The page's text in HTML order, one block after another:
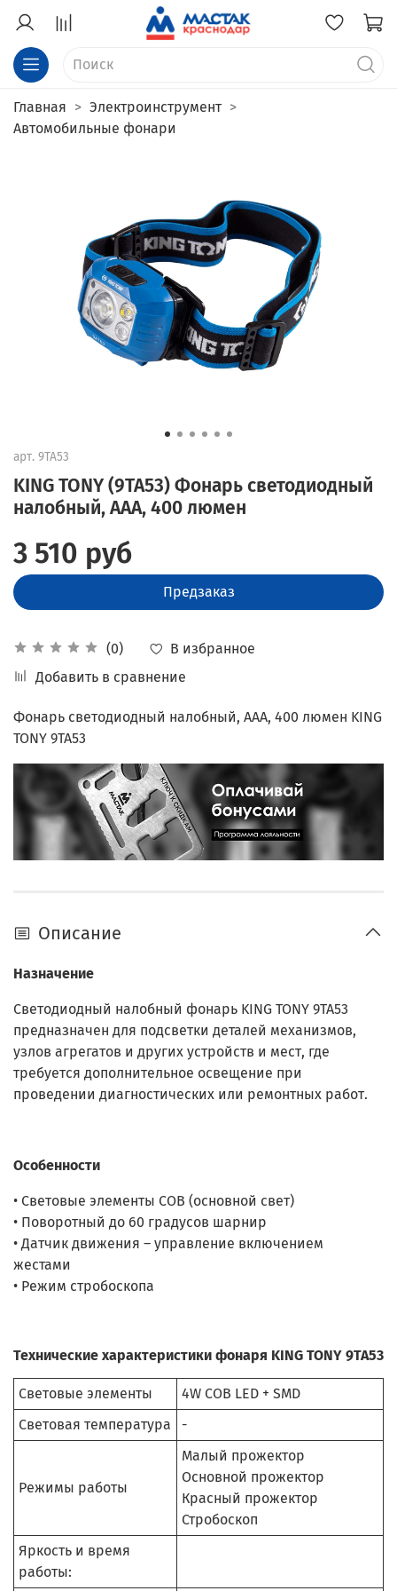
Главная
Электроинструмент
Автомобильные фонари
арт. 9TA53
KING TONY (9TA53) Фонарь светодиодный
налобный, ААА, 400 люмен
(0)
В избранное
Добавить в сравнение
3 510 руб
Предзаказ
Фонарь светодиодный налобный, ААА, 400 люмен KING
TONY 9TA53
Описание
Назначение
Светодиодный налобный фонарь KING TONY 9TA53
предназначен для подсветки деталей механизмов,
узлов агрегатов и других устройств и мест, где
требуется дополнительное освещение при
проведении диагностических или ремонтных работ.
Особенности
• Световые элементы COB (основной свет)
• Поворотный до 60 градусов шарнир
• Датчик движения – управление включением
жестами
• Режим стробоскопа
Технические характеристики фонаря KING TONY 9TA53
Световые элементы
4W COB LED + SMD
Световая температура
-
Режимы работы
Малый прожектор
Основной прожектор
Красный прожектор
Стробоскоп
Яркость и время
работы: